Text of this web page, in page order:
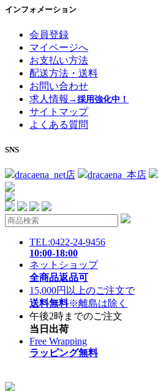
インフォメーション
会員登録
マイページへ
お支払い方法
配送方法・送料
お問い合わせ
求人情報 →採用強化中！
サイトマップ
よくある質問
SNS
dracaena_net店 dracaena_本店
TEL:0422-24-9456
10:00-18:00
ネットショップ
全商品返品可
15,000円以上のご注文で
送料無料※離島は除く
午後2時までのご注文
当日出荷
Free Wrapping
ラッピング無料